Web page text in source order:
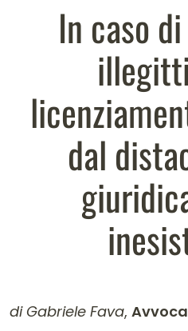
In caso
dal
di Gabriele Fava,